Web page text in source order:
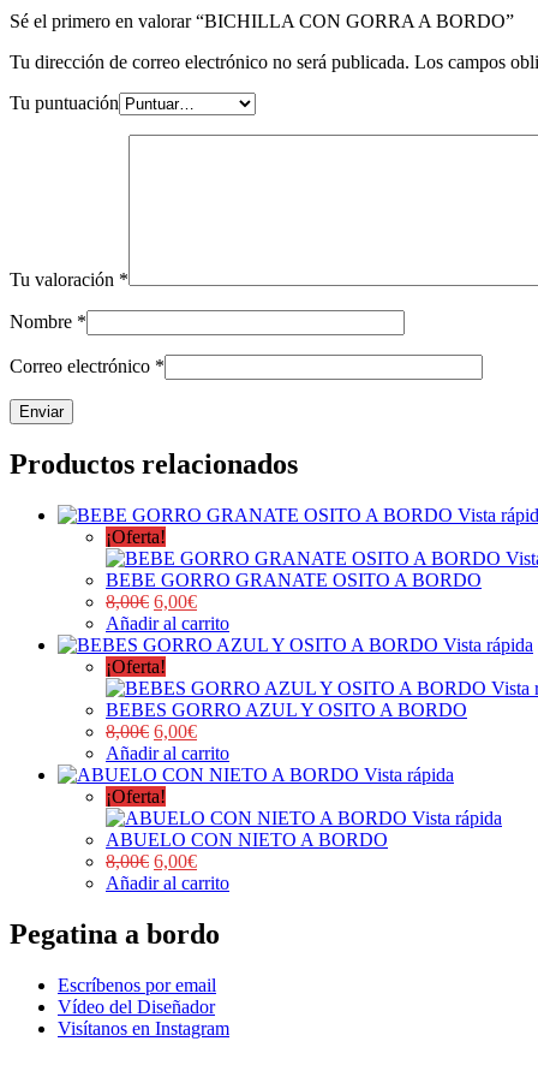
Sé el primero en valorar “BICHILLA CON GORRA A BORDO”
Tu dirección de correo electrónico no será publicada. Los campos
Tu puntuación
Tu valoración *
Nombre *
Correo electrónico *
Productos relacionados
Vista
¡Oferta!
BEBE GORRO GRANATE OSITO A BORDO
8,00€ 6,00€
Añadir al carrito
Vista rápida
¡Oferta!
Vista
BEBES GORRO AZUL Y OSITO A BORDO
8,00€ 6,00€
Añadir al carrito
Vista rápida
¡Oferta!
Vista rápida
ABUELO CON NIETO A BORDO
8,00€ 6,00€
Añadir al carrito
Pegatina a bordo
Escríbenos por email
Vídeo del Diseñador
Visítanos en Instagram